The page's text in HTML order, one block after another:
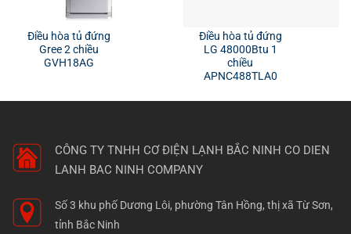
Điều hòa tủ đứng
Gree 2 chiều
GVH18AG
Điều hòa tủ đứng
LG 48000Btu 1
chiều
APNC488TLA0
CÔNG TY TNHH CƠ ĐIỆN LẠNH BẮC NINH CO DIEN
LANH BAC NINH COMPANY
Số 3 khu phố Dương Lôi, phường Tân Hồng, thị xã Từ Sơn,
tỉnh Bắc Ninh